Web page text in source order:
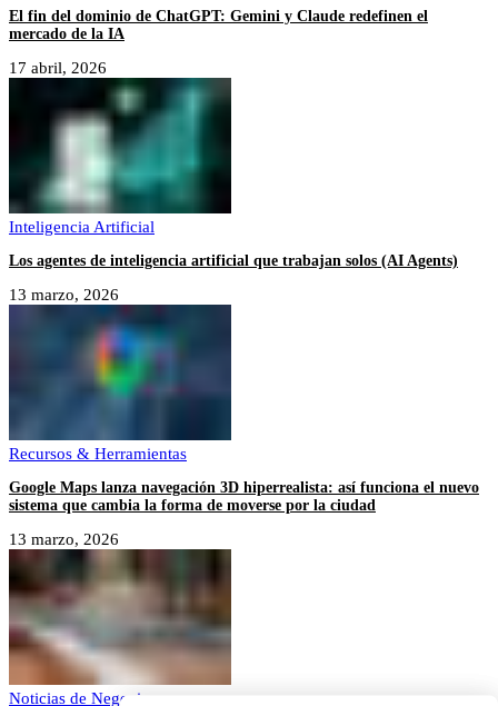
El fin del dominio de ChatGPT: Gemini y Claude redefinen el
mercado de la IA
17 abril, 2026
Inteligencia Artificial
Los agentes de inteligencia artificial que trabajan solos (AI Agents)
13 marzo, 2026
Recursos & Herramientas
Google Maps lanza navegación 3D hiperrealista: así funciona el nuevo
sistema que cambia la forma de moverse por la ciudad
13 marzo, 2026
Noticias de Negocios